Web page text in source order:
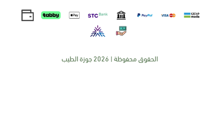
الحقوق محفوظة | 2026 جوزة الطيب